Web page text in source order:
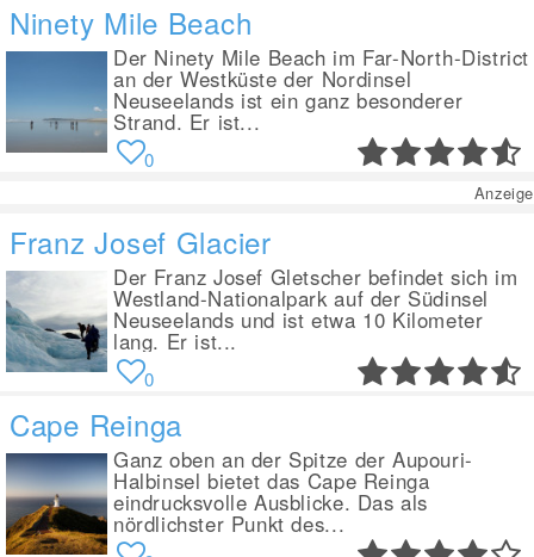
Ninety Mile Beach
Der Ninety Mile Beach im Far-North-District
an der Westküste der Nordinsel
Neuseelands ist ein ganz besonderer
Strand. Er ist...
0
Anzeige
Franz Josef Glacier
Der Franz Josef Gletscher befindet sich im
Westland-Nationalpark auf der Südinsel
Neuseelands und ist etwa 10 Kilometer
lang. Er ist...
0
Cape Reinga
Ganz oben an der Spitze der Aupouri-
Halbinsel bietet das Cape Reinga
eindrucksvolle Ausblicke. Das als
nördlichster Punkt des...